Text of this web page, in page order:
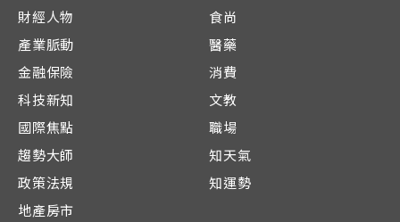
財經人物
產業脈動
金融保險
科技新知
國際焦點
趨勢大師
政策法規
地產房市
食尚
醫藥
消費
文教
職場
知天氣
知運勢